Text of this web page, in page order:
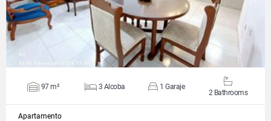
97 m² 3 Alcoba 1 Garaje
2 Bathrooms
Apartamento